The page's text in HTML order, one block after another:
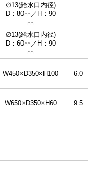
∅13(給水口内径)
D：80㎜／H：90
㎜
∅13(給水口内径)
D：60㎜／H：90
㎜
W450×D350×H100 6.0
W650×D350×H60 9.5